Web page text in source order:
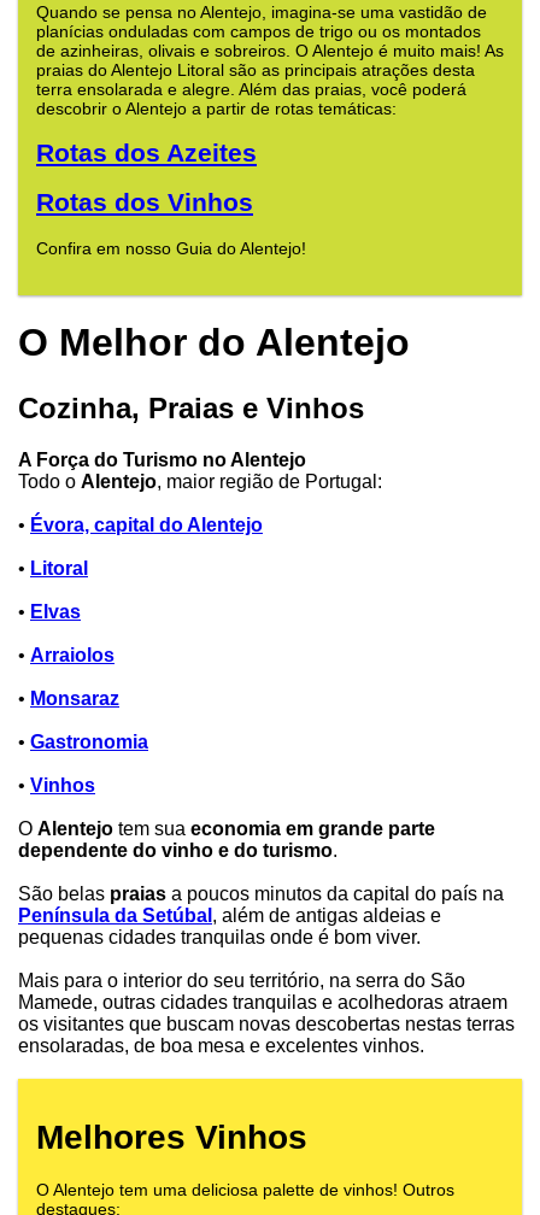
Quando se pensa no Alentejo, imagina-se uma vastidão de
planícias onduladas com campos de trigo ou os montados
de azinheiras, olivais e sobreiros. O Alentejo é muito mais! As
praias do Alentejo Litoral são as principais atrações desta
terra ensolarada e alegre. Além das praias, você poderá
descobrir o Alentejo a partir de rotas temáticas:
Rotas dos Azeites
Rotas dos Vinhos
Confira em nosso Guia do Alentejo!
O Melhor do Alentejo
Cozinha, Praias e Vinhos
A Força do Turismo no Alentejo
Todo o Alentejo, maior região de Portugal:
• Évora, capital do Alentejo
• Litoral
• Elvas
• Arraiolos
• Monsaraz
• Gastronomia
• Vinhos
O Alentejo tem sua economia em grande parte
dependente do vinho e do turismo.
São belas praias a poucos minutos da capital do país na
Península da Setúbal , além de antigas aldeias e
pequenas cidades tranquilas onde é bom viver.
Mais para o interior do seu território, na serra do São
Mamede, outras cidades tranquilas e acolhedoras atraem
os visitantes que buscam novas descobertas nestas terras
ensolaradas, de boa mesa e excelentes vinhos.
Melhores Vinhos
O Alentejo tem uma deliciosa palette de vinhos! Outros
destaques: